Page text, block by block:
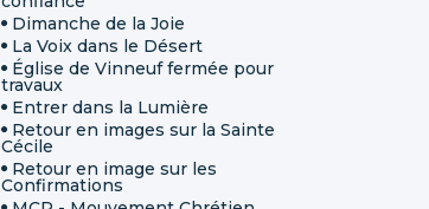
Dimanche de la Joie
La Voix dans le Désert
Église de Vinneuf fermée pour
travaux
Entrer dans la Lumière
Retour en images sur la Sainte
Cécile
Retour en image sur les
Confirmations